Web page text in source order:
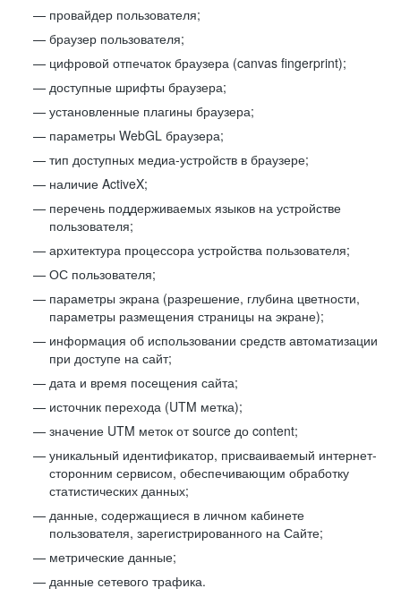
провайдер пользователя;
браузер пользователя;
цифровой отпечаток браузера (canvas fingerprint);
доступные шрифты браузера;
установленные плагины браузера;
параметры WebGL браузера;
тип доступных медиа-устройств в браузере;
наличие ActiveX;
перечень поддерживаемых языков на устройстве
пользователя;
архитектура процессора устройства пользователя;
ОС пользователя;
параметры экрана (разрешение, глубина цветности,
параметры размещения страницы на экране);
информация об использовании средств автоматизации
при доступе на сайт;
дата и время посещения сайта;
источник перехода (UTM метка);
значение UTM меток от source до content;
уникальный идентификатор, присваиваемый интернет-
сторонним сервисом, обеспечивающим обработку
статистических данных;
данные, содержащиеся в личном кабинете
пользователя, зарегистрированного на Сайте;
метрические данные;
данные сетевого трафика.